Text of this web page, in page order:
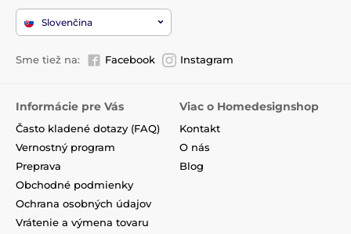
Slovenčina
Sme tiež na: Facebook Instagram
Informácie pre Vás
Často kladené dotazy (FAQ)
Vernostný program
Preprava
Obchodné podmienky
Ochrana osobných údajov
Vrátenie a výmena tovaru
Viac o Homedesignshop
Kontakt
O nás
Blog